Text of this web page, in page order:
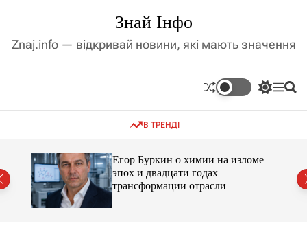
д
і
с
Знай Інфо
Znaj.info — відкривай новини, які мають значення
П
к
М П
В ТРЕНДІ
Егор Буркин о химии на изломе
эпох и двадцати годах
трансформации отрасли